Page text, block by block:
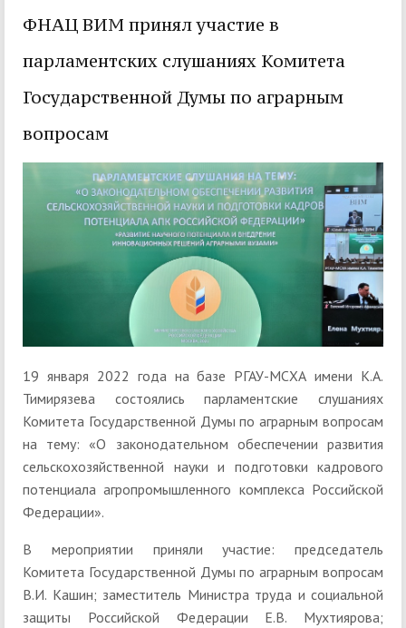
ФНАЦ ВИМ принял участие в
парламентских слушаниях Комитета
Государственной Думы по аграрным
вопросам
19 января 2022 года на базе РГАУ-МСХА имени К.А.
Тимирязева состоялись парламентские слушаниях
Комитета Государственной Думы по аграрным вопросам
на тему: «О законодательном обеспечении развития
сельскохозяйственной науки и подготовки кадрового
потенциала агропромышленного комплекса Российской
Федерации».
В мероприятии приняли участие: председатель
Комитета Государственной Думы по аграрным вопросам
В.И. Кашин; заместитель Министра труда и социальной
защиты Российской Федерации Е.В. Мухтиярова;